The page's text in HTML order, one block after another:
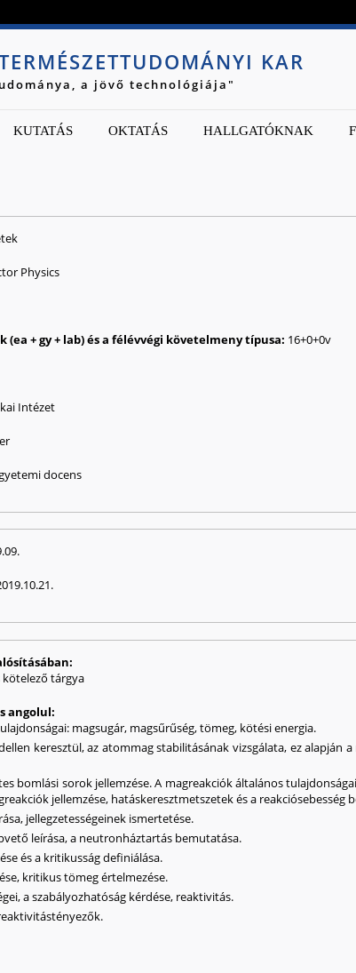
KAR
a jövő technológiája"
KUTATÁS OKTATÁS HALLGATÓKNAK
Physics
16 0 0v
Intézet
docens
tárgya
angolul:
magsugár, magsűrűség, tömeg, kötési energia.
keresztül, az atommag stabilitásának vizsgálata, ez alapján
bomlási sorok jellemzése. A magreakciók általános
jellemzése, hatáskeresztmetszetek és a reakciósebesség
jellegzetességeinek ismertetése.
leírása, a neutronháztartás bemutatása.
és a kritikusság definiálása.
kritikus tömeg értelmezése.
a szabályozhatóság kérdése, reaktivitás.